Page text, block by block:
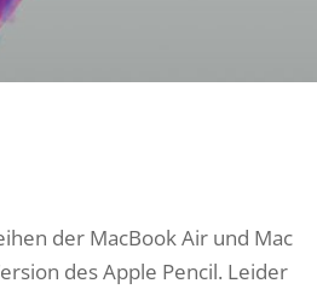
der MacBook Air und Mac
des Apple Pencil. Leider